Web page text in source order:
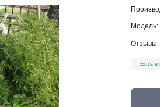
Модель:
Отзывы:
Есть в